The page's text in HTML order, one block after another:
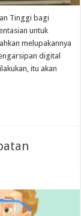
Tinggi bagi
untuk
melupakannya
digital
itu akan